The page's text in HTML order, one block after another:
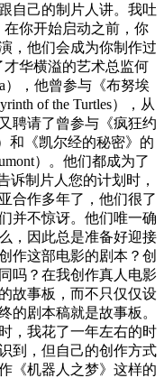
自己的制片人讲。我吐
你开始启动之前，你
，他们会成为你制作过
华横溢的艺术总监何
），他曾参与《布努埃
of the Turtles），从
聘请了曾参与《疯狂约
和《凯尔经的秘密》的
）。他们都成为了
诉制片人您的计划时，
合作多年了，他们很了
并不惊讶。他们唯一确
，因此总是准备好迎接
作这部电影的剧本？创
吗？在我创作真人电影
故事板，而不只仅仅设
的剧本稿就是故事板。
，我花了一年左右的时
到，但自己的创作方式
《机器人之梦》这样的